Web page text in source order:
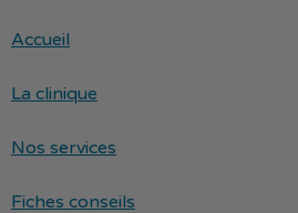
Accueil
La clinique
Nos services
Fiches conseils